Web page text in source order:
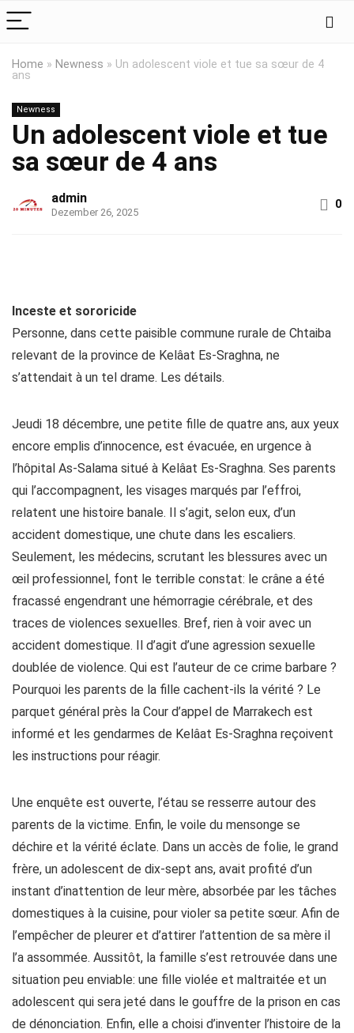
Home » Newness » Un adolescent viole et tue sa sœur de 4
ans
Newness
Un adolescent viole et tue
sa sœur de 4 ans
admin
Dezember 26, 2025
0
Inceste et sororicide
Personne, dans cette paisible commune rurale de Chtaiba
relevant de la province de Kelâat Es-Sraghna, ne
s’attendait à un tel drame. Les détails.
Jeudi 18 décembre, une petite fille de quatre ans, aux yeux
encore emplis d’innocence, est évacuée, en urgence à
l’hôpital As-Salama situé à Kelâat Es-Sraghna. Ses parents
qui l’accompagnent, les visages marqués par l’effroi,
relatent une histoire banale. Il s’agit, selon eux, d’un
accident domestique, une chute dans les escaliers.
Seulement, les médecins, scrutant les blessures avec un
œil professionnel, font le terrible constat: le crâne a été
fracassé engendrant une hémorragie cérébrale, et des
traces de violences sexuelles. Bref, rien à voir avec un
accident domestique. Il d’agit d’une agression sexuelle
doublée de violence. Qui est l’auteur de ce crime barbare ?
Pourquoi les parents de la fille cachent-ils la vérité ? Le
parquet général près la Cour d’appel de Marrakech est
informé et les gendarmes de Kelâat Es-Sraghna reçoivent
les instructions pour réagir.
Une enquête est ouverte, l’étau se resserre autour des
parents de la victime. Enfin, le voile du mensonge se
déchire et la vérité éclate. Dans un accès de folie, le grand
frère, un adolescent de dix-sept ans, avait profité d’un
instant d’inattention de leur mère, absorbée par les tâches
domestiques à la cuisine, pour violer sa petite sœur. Afin de
l’empêcher de pleurer et d’attirer l’attention de sa mère il
l’a assommée. Aussitôt, la famille s’est retrouvée dans une
situation peu enviable: une fille violée et maltraitée et un
adolescent qui sera jeté dans le gouffre de la prison en cas
de dénonciation. Enfin, elle a choisi d’inventer l’histoire de la